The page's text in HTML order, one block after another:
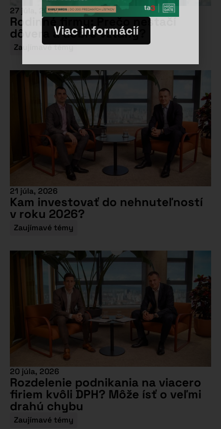
27 júla, 2026
Rodinné firmy: Prečo nestačí
dôvera a dobré vzťahy?
Zaujímavé témy
21 júla, 2026
Kam investovať do nehnuteľností
v roku 2026?
Zaujímavé témy
20 júla, 2026
Rozdelenie podnikania na viacero
firiem kvôli DPH? Môže ísť o veľmi
drahú chybu
Zaujímavé témy
Viac informácií